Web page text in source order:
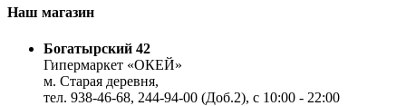
Наш магазин
Богатырский 42
Гипермаркет «ОКЕЙ»
м. Старая деревня,
тел. 938-46-68, 244-94-00 (Доб.2), c 10:00 - 22:00